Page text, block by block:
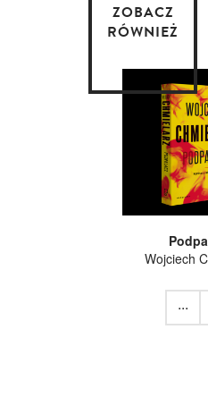
ZOBACZ
RÓWNIEŻ
Wojciech
...